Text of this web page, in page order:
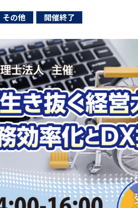
その他 開催終了